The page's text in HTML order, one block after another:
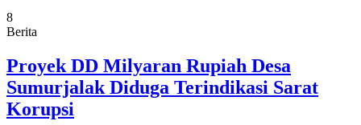
8
Berita
Proyek DD Milyaran Rupiah Desa
Sumurjalak Diduga Terindikasi Sarat
Korupsi